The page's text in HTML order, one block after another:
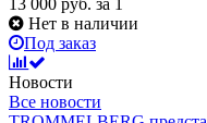
Нет в наличии
Под заказ
Новости
Все новости